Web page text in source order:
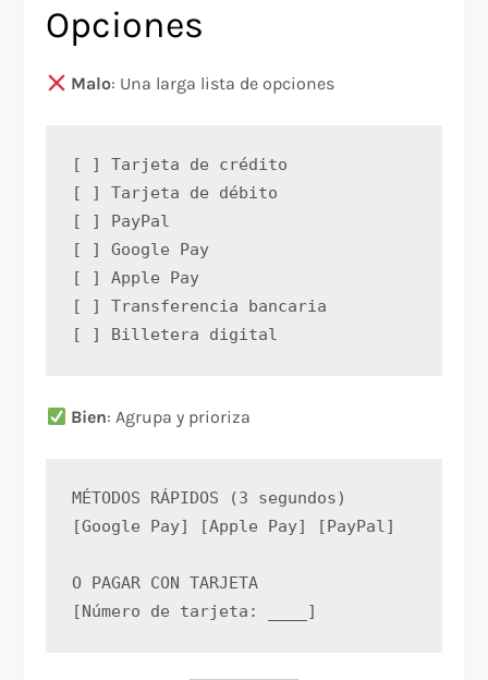
Opciones
Malo: Una larga lista de opciones
[ ] Tarjeta de crédito
[ ] Tarjeta de débito
[ ] PayPal
[ ] Google Pay
[ ] Apple Pay
[ ] Transferencia bancaria
[ ] Billetera digital
Bien: Agrupa y prioriza
MÉTODOS RÁPIDOS (3 segundos)
[Google Pay] [Apple Pay] [PayPal]
O PAGAR CON TARJETA
[Número de tarjeta: ____]